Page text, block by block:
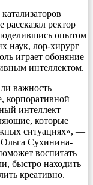
ректор
опытом
наук, лор-хирург
играет обоняние
интеллектом.
важность
корпоративной
интеллект
которые
ситуациях», —
Ольга Сухинина-
воспитать
быстро находить
креативно.